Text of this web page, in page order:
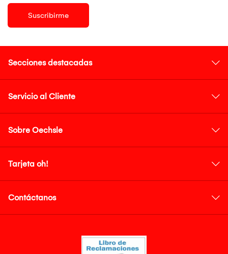
Suscribirme
Secciones destacadas
Servicio al Cliente
Sobre Oechsle
Tarjeta oh!
Contáctanos